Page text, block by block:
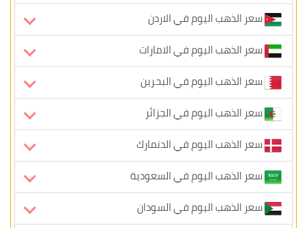
سعر الذهب اليوم في الاردن
سعر الذهب اليوم في الامارات
سعر الذهب اليوم في البحرين
سعر الذهب اليوم في الجزائر
سعر الذهب اليوم في الدنمارك
سعر الذهب اليوم في السعودية
سعر الذهب اليوم في السودان